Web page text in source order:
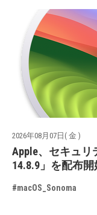
2026年08月07日( 金 )
Apple、セキュリ
14.8.9」を配布開
#macOS_Sonoma